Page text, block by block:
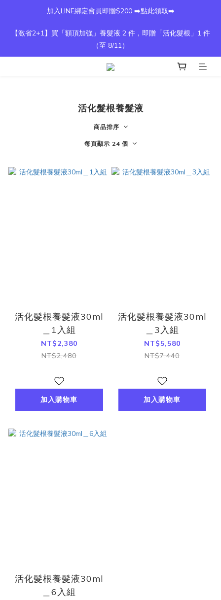
加入LINE綁定會員即贈$200 ➡️點此領取➡️
【激省2+1】買「額頂加強」養髮液 2 件，即贈「活化髮根」1 件
（至 8/11）
活化髮根養髮液
商品排序
每頁顯示 24 個
活化髮根養髮液30ml
＿1入組
NT$2,380
NT$2,480
加入購物車
活化髮根養髮液30ml
＿3入組
NT$5,580
NT$7,440
加入購物車
活化髮根養髮液30ml
＿6入組